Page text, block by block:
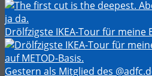
Drölfzigste IKEA-Tour für meine
Gestern als Mitglied des